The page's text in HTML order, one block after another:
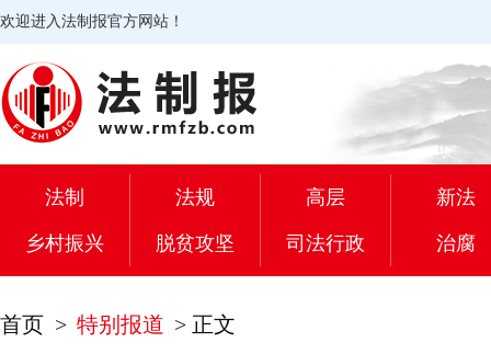
欢迎进入法制报官方网站！
法制 法规 高层 新法
乡村振兴 脱贫攻坚 司法行政 治腐
首页 > 特别报道 > 正文